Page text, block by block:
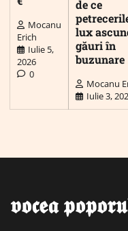
Mocanu
Erich
Iulie 5,
2026
0
de ce
lux
găuri în
buzunare
Mocanu
Iulie 3,
𝖛𝖔𝖈𝖊𝖆